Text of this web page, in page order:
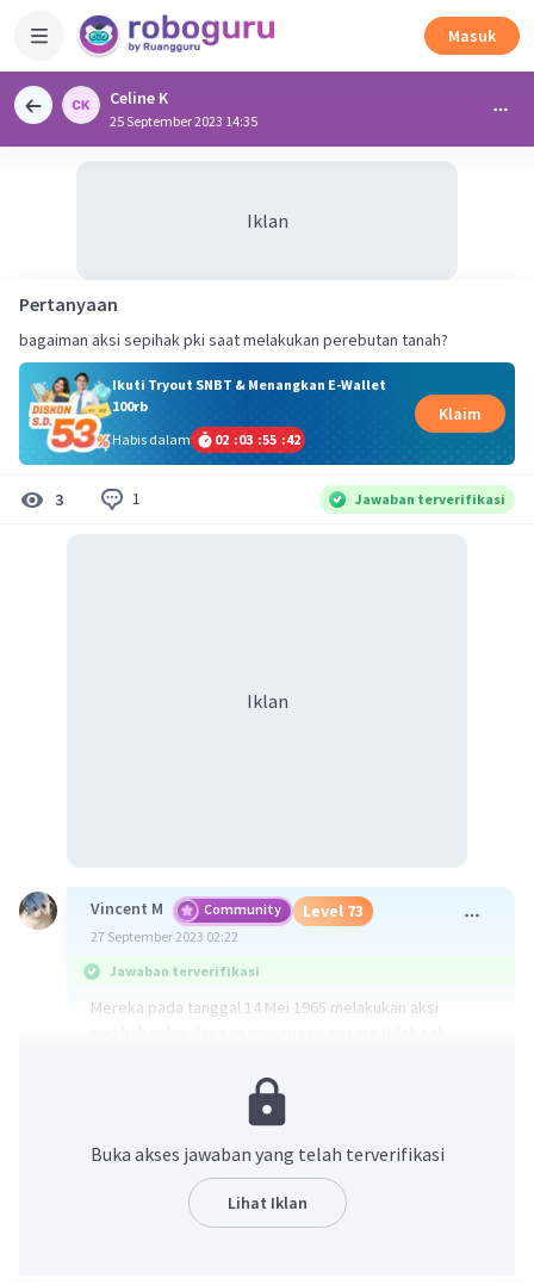
Masuk
Celine K
25 September 2023 14:35
Iklan
Pertanyaan
bagaiman aksi sepihak pki saat melakukan perebutan tanah?
Ikuti Tryout SNBT & Menangkan E-Wallet
100rb
Habis dalam
02 :03 :55 :41
Klaim
3 1 Jawaban terverifikasi
Iklan
Vincent M Community Level 73
27 September 2023 02:22
Jawaban terverifikasi
Mereka pada tanggal 14 Mei 1965 melakukan aksi
Gerwani (Gerakan Wanita Indonesia) melakukan
penanaman secara liar di areal lahan milik Perusahaan
Perkebunan Negara (PPN) Karet IX Bandar Betsi.
·0.0
Buka akses jawaban yang telah terverifikasi
Lihat Iklan